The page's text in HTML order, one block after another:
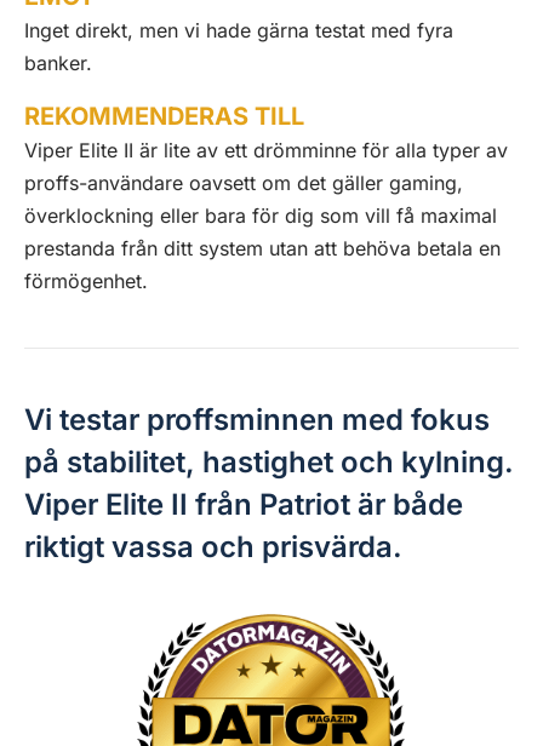
Inget direkt, men vi hade gärna testat med fyra
banker.
REKOMMENDERAS TILL
Viper Elite II är lite av ett drömminne för alla typer av
proffs-användare oavsett om det gäller gaming,
överklockning eller bara för dig som vill få maximal
prestanda från ditt system utan att behöva betala en
förmögenhet.
Vi testar proffsminnen med fokus
på stabilitet, hastighet och kylning.
Viper Elite II från Patriot är både
riktigt vassa och prisvärda.